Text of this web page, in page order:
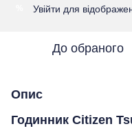
Увійти для
До обраного
Опис
Годинник Citizen